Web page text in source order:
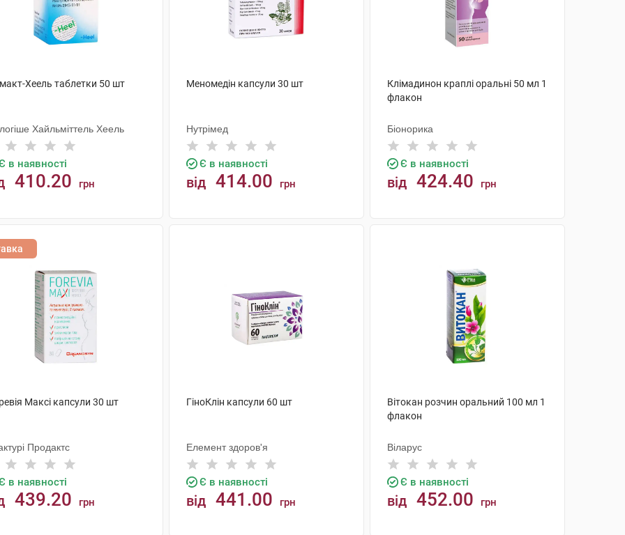
Хеель таблетки 50 шт
Хайльміттель Хеель
в наявності
410.20 грн
Меномедін капсули 30 шт
Нутрімед
Є в наявності
від 414.00 грн
Клімадинон краплі оральні 50 мл 1
флакон
Біонорика
Є в наявності
від 424.40 грн
Максі капсули 30 шт
Продактс
в наявності
439.20 грн
ГіноКлін капсули 60 шт
Елемент здоров'я
Є в наявності
від 441.00 грн
Вітокан розчин оральний 100 мл 1
флакон
Віларус
Є в наявності
від 452.00 грн